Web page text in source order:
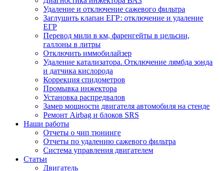
Удаление и отключение сажевого фильтра
Заглушить клапан ЕГР: отключение и удаление
ЕГР
Перевод мили в км, фаренгейты в цельсии,
галлоны в литры
Отключить иммобилайзер
Удаление катализатора. Отключение лямбда зонда
и датчика кислорода
Коррекция спидометров
Промывка инжектора
Установка распредвалов
Замер мощности двигателя автомобиля на стенде
Ремонт Airbag и блоков SRS
Наши работы
Отчеты о чип тюнинге
Отчеты по удалению сажевого фильтра
Система управления двигателем
Статьи
Двигатель